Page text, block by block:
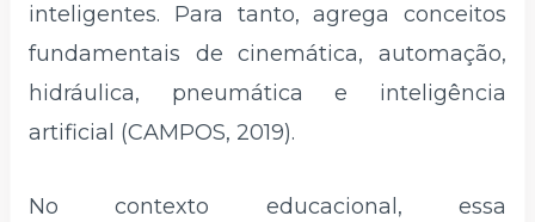
inteligentes. Para tanto, agrega conceitos
fundamentais de cinemática, automação,
hidráulica, pneumática e inteligência
artificial (CAMPOS, 2019).
No contexto educacional, essa